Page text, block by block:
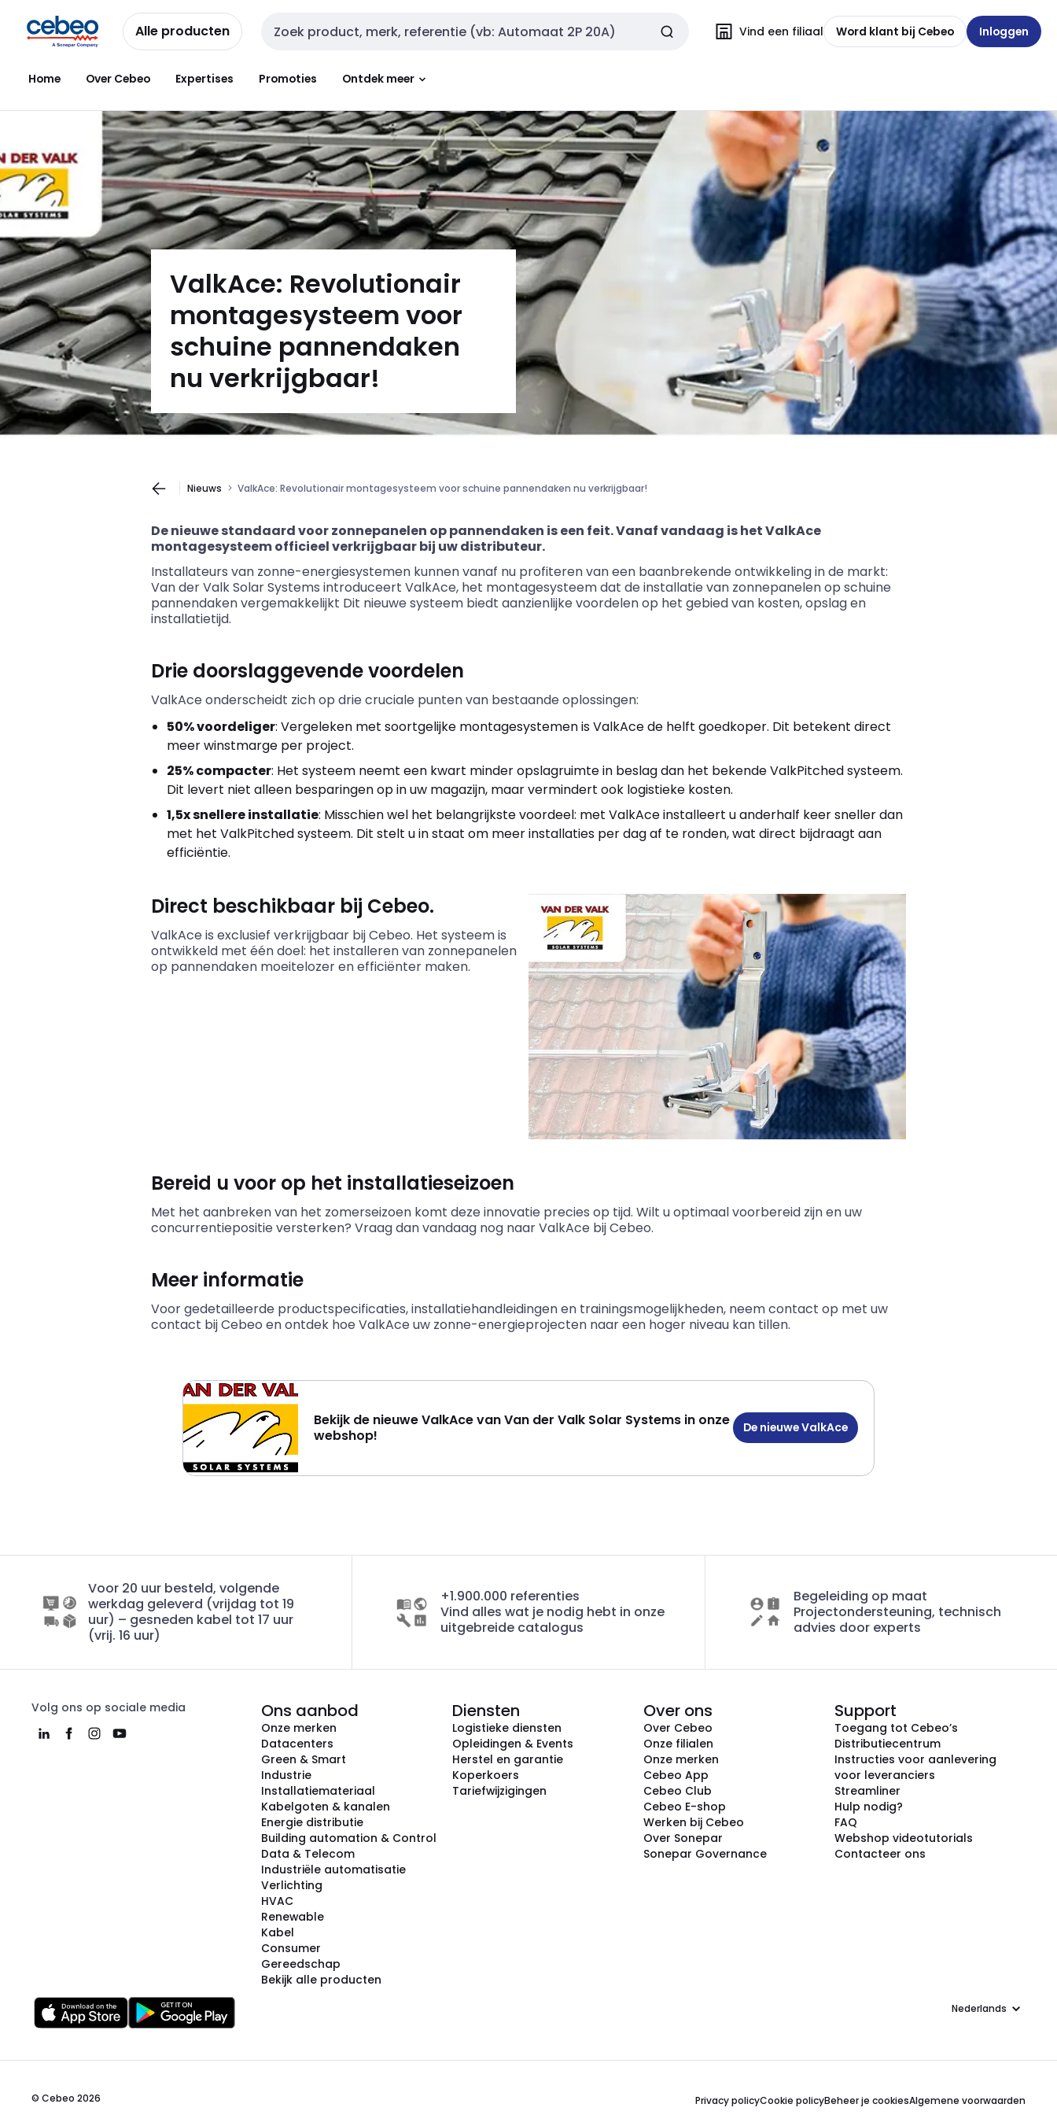
naar
navigatie
naar
inhoud
Alle producten Zoekveld invoer Vind een filiaal Word klant bij Cebeo Inloggen
Home Over Cebeo Expertises Promoties Ontdek meer
ValkAce: Revolutionair
montagesysteem voor
schuine pannendaken
nu verkrijgbaar!
Nieuws ValkAce: Revolutionair montagesysteem voor schuine pannendaken nu verkrijgbaar!
De nieuwe standaard voor zonnepanelen op pannendaken is een feit. Vanaf vandaag is het ValkAce
montagesysteem officieel verkrijgbaar bij uw distributeur.
Installateurs van zonne-energiesystemen kunnen vanaf nu profiteren van een baanbrekende ontwikkeling in de markt:
Van der Valk Solar Systems introduceert ValkAce, het montagesysteem dat de installatie van zonnepanelen op schuine
pannendaken vergemakkelijkt Dit nieuwe systeem biedt aanzienlijke voordelen op het gebied van kosten, opslag en
installatietijd.
Drie doorslaggevende voordelen
ValkAce onderscheidt zich op drie cruciale punten van bestaande oplossingen:
50% voordeliger: Vergeleken met soortgelijke montagesystemen is ValkAce de helft goedkoper. Dit betekent direct
meer winstmarge per project.
25% compacter: Het systeem neemt een kwart minder opslagruimte in beslag dan het bekende ValkPitched systeem.
Dit levert niet alleen besparingen op in uw magazijn, maar vermindert ook logistieke kosten.
1,5x snellere installatie: Misschien wel het belangrijkste voordeel: met ValkAce installeert u anderhalf keer sneller dan
met het ValkPitched systeem. Dit stelt u in staat om meer installaties per dag af te ronden, wat direct bijdraagt aan
efficiëntie.
Direct beschikbaar bij Cebeo.
ValkAce is exclusief verkrijgbaar bij Cebeo. Het systeem is
ontwikkeld met één doel: het installeren van zonnepanelen
op pannendaken moeitelozer en efficiënter maken.
Bereid u voor op het installatieseizoen
Met het aanbreken van het zomerseizoen komt deze innovatie precies op tijd. Wilt u optimaal voorbereid zijn en uw
concurrentiepositie versterken? Vraag dan vandaag nog naar ValkAce bij Cebeo.
Meer informatie
Voor gedetailleerde productspecificaties, installatiehandleidingen en trainingsmogelijkheden, neem contact op met uw
contact bij Cebeo en ontdek hoe ValkAce uw zonne-energieprojecten naar een hoger niveau kan tillen.
Bekijk de nieuwe ValkAce van Van der Valk Solar Systems in onze
webshop!
De nieuwe ValkAce
Voor 20 uur besteld, volgende
werkdag geleverd (vrijdag tot 19
uur) – gesneden kabel tot 17 uur
(vrij. 16 uur)
+1.900.000 referenties
Vind alles wat je nodig hebt in onze
uitgebreide catalogus
Begeleiding op maat
Projectondersteuning, technisch
advies door experts
Volg ons op sociale media Ons aanbod
Onze merken
Datacenters
Green & Smart
Industrie
Installatiemateriaal
Kabelgoten & kanalen
Energie distributie
Building automation & Control
Data & Telecom
Industriële automatisatie
Verlichting
HVAC
Renewable
Kabel
Consumer
Gereedschap
Bekijk alle producten
Diensten
Logistieke diensten
Opleidingen & Events
Herstel en garantie
Koperkoers
Tariefwijzigingen
Over ons
Over Cebeo
Onze filialen
Onze merken
Cebeo App
Cebeo Club
Cebeo E-shop
Werken bij Cebeo
Over Sonepar
Sonepar Governance
Support
Toegang tot Cebeo’s
Distributiecentrum
Instructies voor aanlevering
voor leveranciers
Streamliner
Hulp nodig?
FAQ
Webshop videotutorials
Contacteer ons
Taal
© Cebeo 2026 Privacy policyCookie policyBeheer je cookiesAlgemene voorwaarden